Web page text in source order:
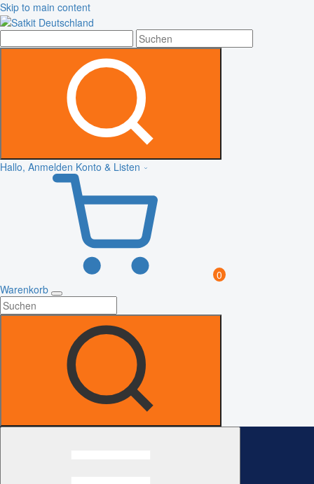
Skip to main content
Hallo, Anmelden Konto & Listen
0
Warenkorb